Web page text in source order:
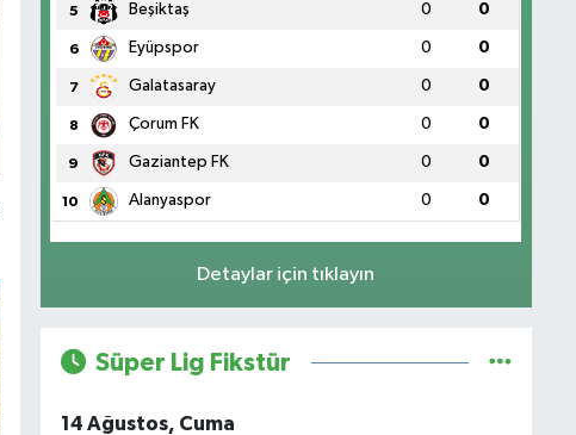
5 Beşiktaş 0 0
6 Eyüpspor 0 0
7 Galatasaray 0 0
8 Çorum FK 0 0
9 Gaziantep FK 0 0
10 Alanyaspor 0 0
Detaylar için tıklayın
Süper Lig Fikstür
14 Ağustos, Cuma